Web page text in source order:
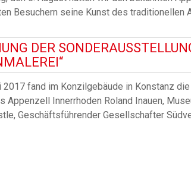
Besuchern seine Kunst des traditionellen
DER
2017 fand im Konzilgebäude in Konstanz
Appenzell Innerrhoden Roland Inauen,
Geschäftsführender Gesellschafter